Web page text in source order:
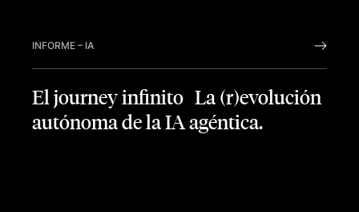
INFORME – IA
El journey infinito La (r)evolución
autónoma de la IA agéntica.